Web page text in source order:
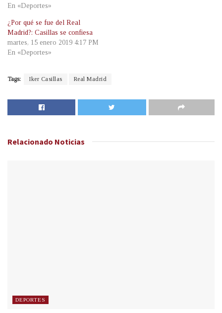
En «Deportes»
¿Por qué se fue del Real
Madrid?: Casillas se confiesa
martes, 15 enero 2019 4:17 PM
En «Deportes»
Tags: Iker Casillas Real Madrid
Relacionado Noticias
DEPORTES